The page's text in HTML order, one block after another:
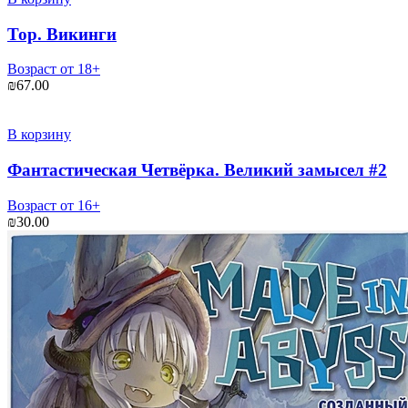
Тор. Викинги
Возраст от 18+
₪67.00
В корзину
Фантастическая Четвёрка. Великий замысел #2
Возраст от 16+
₪30.00